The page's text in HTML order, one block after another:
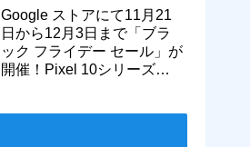
ト付与
Google ストアにて11月21
日から12月3日まで「ブラ
ック フライデー セール」が
開催！Pixel 10シリーズや